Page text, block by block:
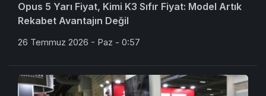
Opus 5 Yarı Fiyat, Kimi K3 Sıfır Fiyat: Model Artık
Rekabet Avantajın Değil
26 Temmuz 2026 - Paz - 0:57